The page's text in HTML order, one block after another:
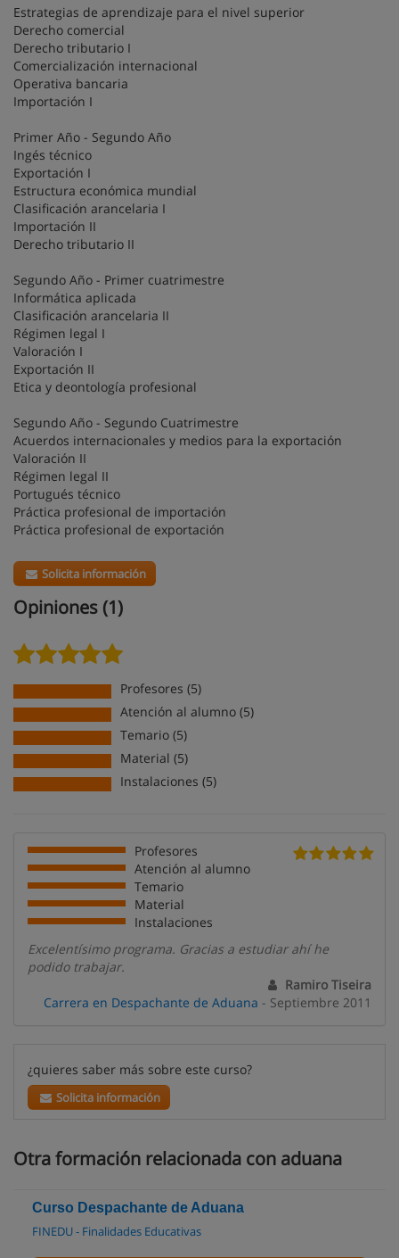
Estrategias de aprendizaje para el nivel superior
Derecho comercial
Derecho tributario I
Comercialización internacional
Operativa bancaria
Importación I
Primer Año - Segundo Año
Ingés técnico
Exportación I
Estructura económica mundial
Clasificación arancelaria I
Importación II
Derecho tributario II
Segundo Año - Primer cuatrimestre
Informática aplicada
Clasificación arancelaria II
Régimen legal I
Valoración I
Exportación II
Etica y deontologí­a profesional
Segundo Año - Segundo Cuatrimestre
Acuerdos internacionales y medios para la exportación
Valoración II
Régimen legal II
Portugués técnico
Práctica profesional de importación
Práctica profesional de exportación
Solicita información
Opiniones (1)
Profesores (5)
Atención al alumno (5)
Temario (5)
Material (5)
Instalaciones (5)
Profesores
Atención al alumno
Temario
Material
Instalaciones
Excelentísimo programa. Gracias a estudiar ahí he
podido trabajar.
Ramiro Tiseira
Carrera en Despachante de Aduana - Septiembre 2011
¿quieres saber más sobre este curso?
Solicita información
Otra formación relacionada con aduana
Curso Despachante de Aduana
FINEDU - Finalidades Educativas